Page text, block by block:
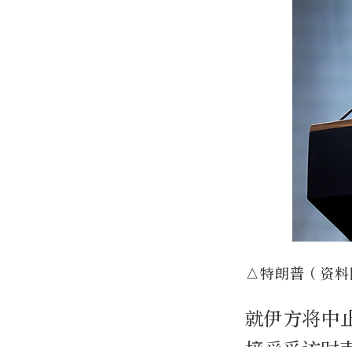
△特朗普（资料
就伊方将中